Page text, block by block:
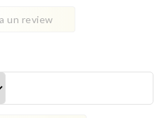
un review